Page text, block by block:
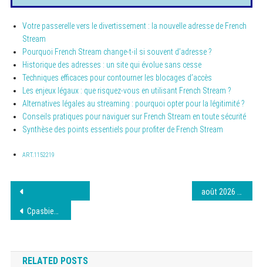
Votre passerelle vers le divertissement : la nouvelle adresse de French
Stream
Pourquoi French Stream change-t-il si souvent d’adresse ?
Historique des adresses : un site qui évolue sans cesse
Techniques efficaces pour contourner les blocages d’accès
Les enjeux légaux : que risquez-vous en utilisant French Stream ?
Alternatives légales au streaming : pourquoi opter pour la légitimité ?
Conseils pratiques pour naviguer sur French Stream en toute sécurité
Synthèse des points essentiels pour profiter de French Stream
ART.1152219
Navigation
deCpasbien : vos questions – Réponses et astuces 8 août 2026
RELATED POSTS